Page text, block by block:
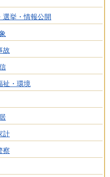
挙・情報公開
故
祉・環境
計
察